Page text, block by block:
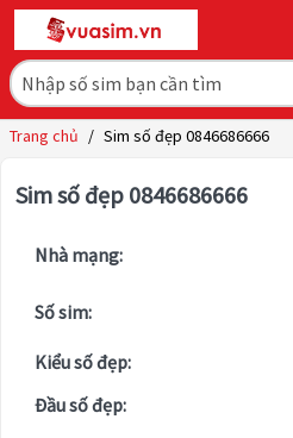
Trang chủ / Sim số đẹp 0846686666
Sim số đẹp 0846686666
Nhà mạng:
Số sim:
Kiểu số đẹp:
Đầu số đẹp: